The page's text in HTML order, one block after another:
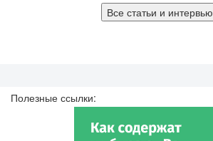
Все статьи и интервью
Полезные ссылки: